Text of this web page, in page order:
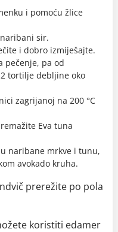
i pomoću žlice
sir.
i dobro izmiješajte.
pečenje, pa od
tortilje debljine oko
zagrijanoj na 200 °C
Eva tuna
naribane mrkve i tunu,
avokado kruha.
prerežite po pola
koristiti edamer